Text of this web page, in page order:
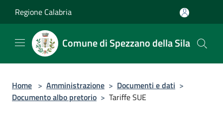
Regione Calabria
Comune di Spezzano della Sila
Home > Amministrazione > Documenti e dati >
Documento albo pretorio > Tariffe SUE